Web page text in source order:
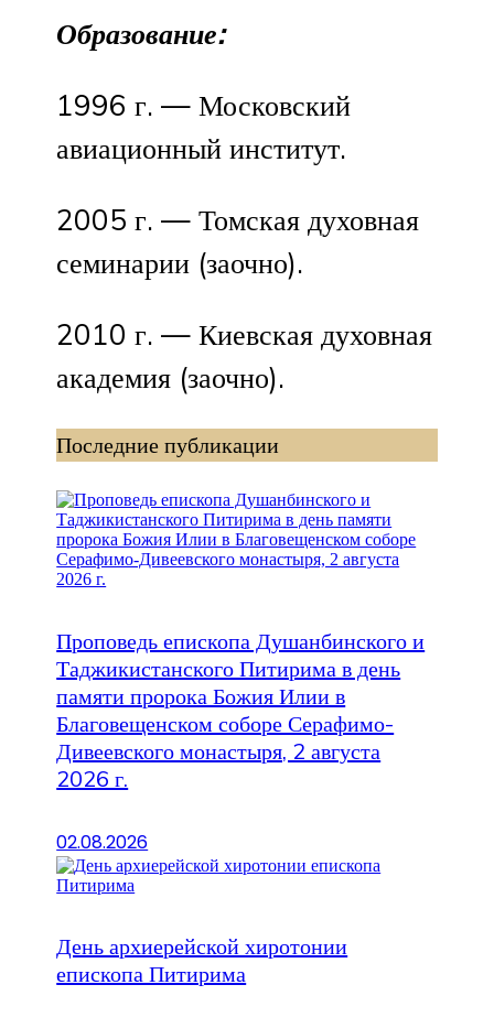
Образование:
1996 г. — Московский
авиационный институт.
2005 г. — Томская духовная
семинарии (заочно).
2010 г. — Киевская духовная
академия (заочно).
Последние публикации
Проповедь епископа Душанбинского и
Таджикистанского Питирима в день
памяти пророка Божия Илии в
Благовещенском соборе Серафимо-
Дивеевского монастыря, 2 августа
2026 г.
02.08.2026
День архиерейской хиротонии
епископа Питирима